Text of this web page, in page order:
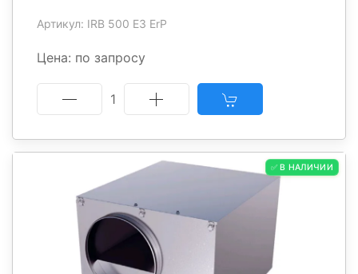
Артикул: IRB 500 E3 ErP
Цена: по запросу
1
✅ В НАЛИЧИИ